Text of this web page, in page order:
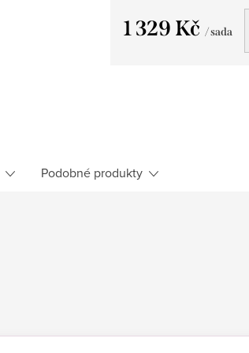
1 329 Kč / sada
Podobné produkty